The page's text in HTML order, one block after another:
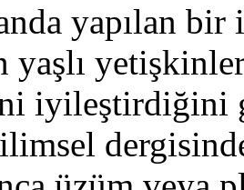
yapılan bir
iyileştirdiğini